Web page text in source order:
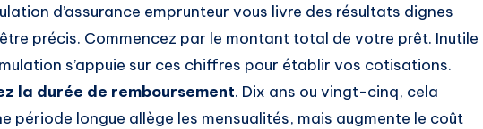
d’assurance emprunteur vous livre des résultats dignes
précis. Commencez par le montant total de votre prêt. Inutile
s’appuie sur ces chiffres pour établir vos cotisations.
la durée de remboursement. Dix ans ou vingt-cinq, cela
période longue allège les mensualités, mais augmente le coût